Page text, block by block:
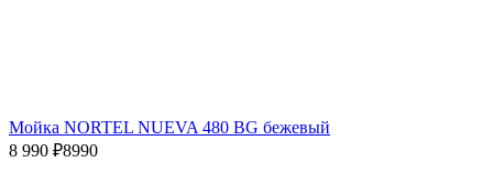
Мойка NORTEL NUEVA 480 BG бежевый
8 990 ₽8990